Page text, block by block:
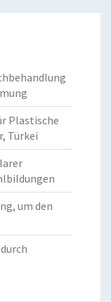
Plastische
Türkei
um den